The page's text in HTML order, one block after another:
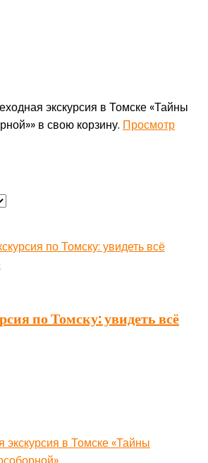
экскурсия в Томске «Тайны
в свою корзину. Просмотр
по Томску: увидеть всё